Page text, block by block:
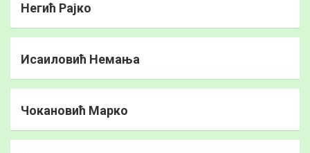
Негић Рајко
Исаиловић Немања
Чокановић Марко